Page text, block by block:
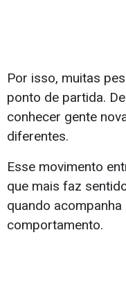
Por isso, muitas
ponto de partida.
conhecer gente
diferentes.
Esse movimento
que mais faz
quando
comportamento.